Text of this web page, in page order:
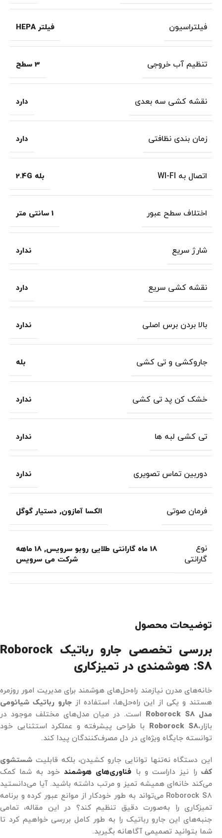
توضیحات محصول
بررسی تخصصی جارو رباتیک Roborock
S8: هوشمندی در تمیزکاری
خانه‌های مدرن نیازمند راه‌حل‌های هوشمند برای مدیریت امور روزمره
هستند و یکی از این راه‌حل‌ها، استفاده از جارو رباتیک شیائومی
مدل Roborock S8
است. در میان مدل‌های مختلف موجود در
بازار،Roborock S8 با طراحی پیشرفته و عملکرد استثنایی خود
توانسته جایگاه ویژه‌ای در دل مصرف‌کنندگان پیدا کند.
این دستگاه نه‌تنها توانایی جارو کشیدن، بلکه قابلیت شستشوی
کفرا نیز داراست و با فناوری‌های هوشمند خود به شما کمک
می‌کند خانه‌ای همیشه تمیز و مرتب داشته باشید. آیا می‌دانستید
Roborock S8 می‌تواند به طور خودکار از موانع عبور کرده و برنامه
تمیزکاری را به‌صورت دقیق تنظیم کند؟ در این مقاله، تمامی
جنبه‌های این جارو رباتیک را به طور کامل بررسی خواهیم کرد تا
شما بتوانید تصمیمی آگاهانه بگیرید.
فیلتراسیون فیلتر HEPA
تنظیم آب خروجی 3 سطح
نقشه کشی سه بعدی دارد
زمان بندی نظافتی دارد
اتصال به WI-FI بله 2.4G
اختلاف سطح عبور 1 سانتی متر
شارژ سریع ندارد
نقشه کشی سریع دارد
بالا بردن برس اصلی ندارد
جاروکشی و تی کشی بله
خشک کن پد تی کشی ندارد
تی کشی لبه ها ندارد
دوربین تماس تصویری ندارد
فرمان صوتی الکسا آمازون, دستیار گوگل
نوع
گارانتی
18 ماه گارانتی طلایی روبو سرویس ,
18 ماهه
شرکت می سرویس